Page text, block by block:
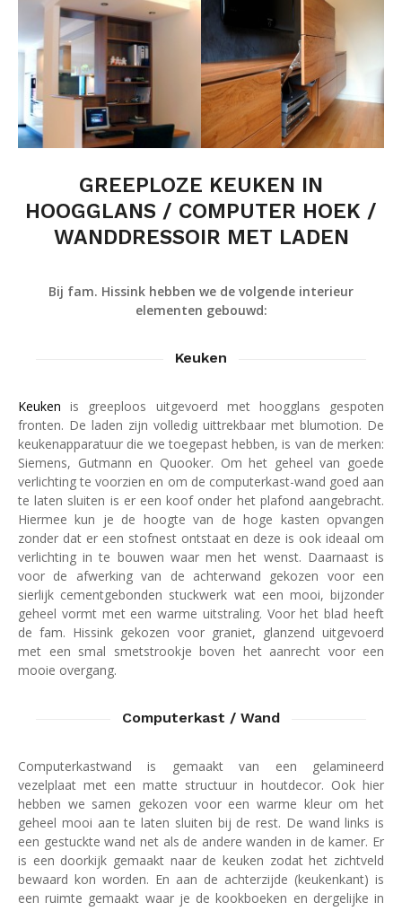
GREEPLOZE KEUKEN IN
HOOGGLANS / COMPUTER HOEK /
WANDDRESSOIR MET LADEN
Bij fam. Hissink hebben we de volgende interieur
elementen gebouwd:
Keuken
Keuken is greeploos uitgevoerd met hoogglans gespoten
fronten. De laden zijn volledig uittrekbaar met blumotion. De
keukenapparatuur die we toegepast hebben, is van de merken:
Siemens, Gutmann en Quooker. Om het geheel van goede
verlichting te voorzien en om de computerkast-wand goed aan
te laten sluiten is er een koof onder het plafond aangebracht.
Hiermee kun je de hoogte van de hoge kasten opvangen
zonder dat er een stofnest ontstaat en deze is ook ideaal om
verlichting in te bouwen waar men het wenst. Daarnaast is
voor de afwerking van de achterwand gekozen voor een
sierlijk cementgebonden stuckwerk wat een mooi, bijzonder
geheel vormt met een warme uitstraling. Voor het blad heeft
de fam. Hissink gekozen voor graniet, glanzend uitgevoerd
met een smal smetstrookje boven het aanrecht voor een
mooie overgang.
Computerkast / Wand
Computerkastwand
is gemaakt van een gelamineerd
vezelplaat met een matte structuur in houtdecor. Ook hier
hebben we samen gekozen voor een warme kleur om het
geheel mooi aan te laten sluiten bij de rest. De wand links is
een gestuckte wand net als de andere wanden in de kamer. Er
is een doorkijk gemaakt naar de keuken zodat het zichtveld
bewaard kon worden. En aan de achterzijde (keukenkant) is
een ruimte gemaakt waar je de kookboeken en dergelijke in